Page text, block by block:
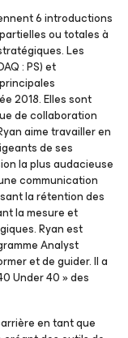
6 introductions
ou totales à
Les
: PS) et
2018. Elles sont
de collaboration
aime travailler en
de ses
la plus audacieuse
communication
la rétention des
la mesure et
Ryan est
Analyst
et de guider. Il a
Under 40 » des
en tant que